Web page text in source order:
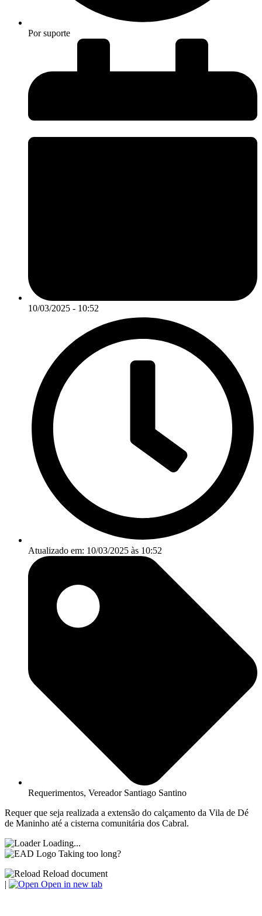
Porsuporte
10/03/2025 - 10:52
Atualizado em: 10/03/2025 às 10:52
Requerimentos, Vereador Santiago Santino
Requer que seja realizada a extensão do calçamento da Vila de Dé
de Maninho até a cisterna comunitária dos Cabral.
Loading...
Taking too long?
Reload document
|
Open in new tab